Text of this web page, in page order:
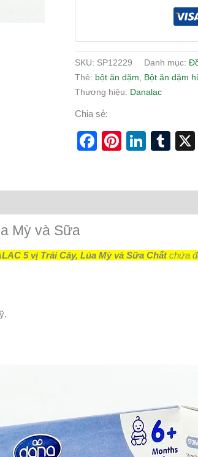
SKU: SP12229 Danh mục:
Thẻ: bột ăn dặm Bột ăn dặm
Thương hiệu: Danalac
Chia sẻ:
Facebook
Pinterest
Mỳ và Sữa
5 vị Trái Cây, Lúa Mỳ và Sữa Chấtchứa